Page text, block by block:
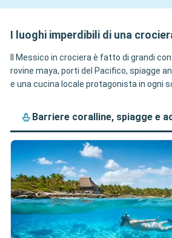
I luoghi imperdibili di una
Il Messico in crociera è fatto di grandi
rovine maya, porti del Pacifico, spiagge
e una cucina locale protagonista in ogni
Barriere coralline, spiagge e